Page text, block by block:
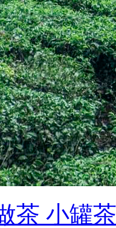
茶 小罐